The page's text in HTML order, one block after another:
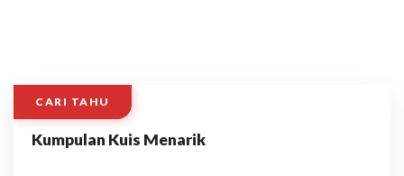
CARI TAHU
Kumpulan Kuis Menarik